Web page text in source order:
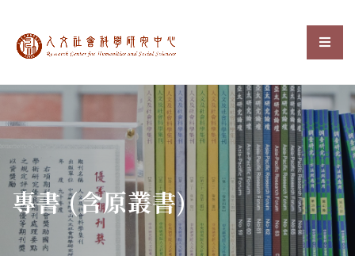
中央研究院人文社會科選
:::
專書 (含原叢書)